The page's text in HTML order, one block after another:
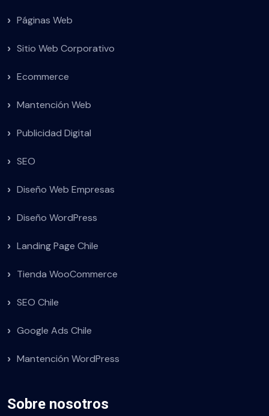
Páginas Web
Sitio Web Corporativo
Ecommerce
Mantención Web
Publicidad Digital
SEO
Diseño Web Empresas
Diseño WordPress
Landing Page Chile
Tienda WooCommerce
SEO Chile
Google Ads Chile
Mantención WordPress
Sobre nosotros